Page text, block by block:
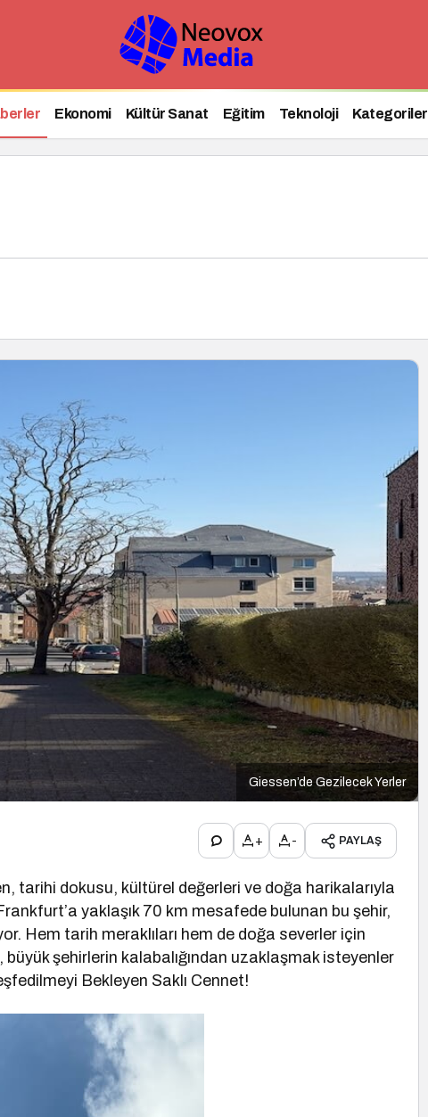
Ekonomi Kültür Sanat Eğitim Teknoloji Kategoriler
Giessen’de Gezilecek Yerler
+ - PAYLAŞ
tarihi dokusu, kültürel değerleri ve doğa harikalarıyla
yaklaşık 70 km mesafede bulunan bu şehir,
Hem tarih meraklıları hem de doğa severler için
şehirlerin kalabalığından uzaklaşmak isteyenler
Bekleyen Saklı Cennet!